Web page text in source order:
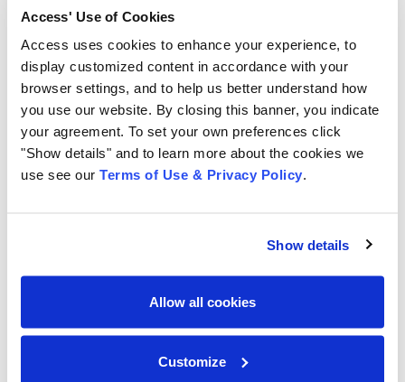
Access' Use of Cookies
Access uses cookies to enhance your experience, to
display customized content in accordance with your
browser settings, and to help us better understand how
you use our website. By closing this banner, you indicate
your agreement. To set your own preferences click
"Show details" and to learn more about the cookies we
use see our Terms of Use & Privacy Policy.
Show details
Allow all cookies
Customize
Durante el período de integración de empleados, y
cada vez que sea necesario, el administrador puede
ofrecer diversos tipos de entrenamiento online, a
partir de la evaluación de las demandas de
entrenamiento de acuerdo con las necesidades de
cada área, cambios en la legislación, nuevas
tecnologías, etc.
resultado de pruebas a la ficha del colaborador,
agilizando la evaluación por parte de los
administradores y, también, manteniendo toda la
información reunida en un único archivo.
Todo el proceso de integración de empleados debe